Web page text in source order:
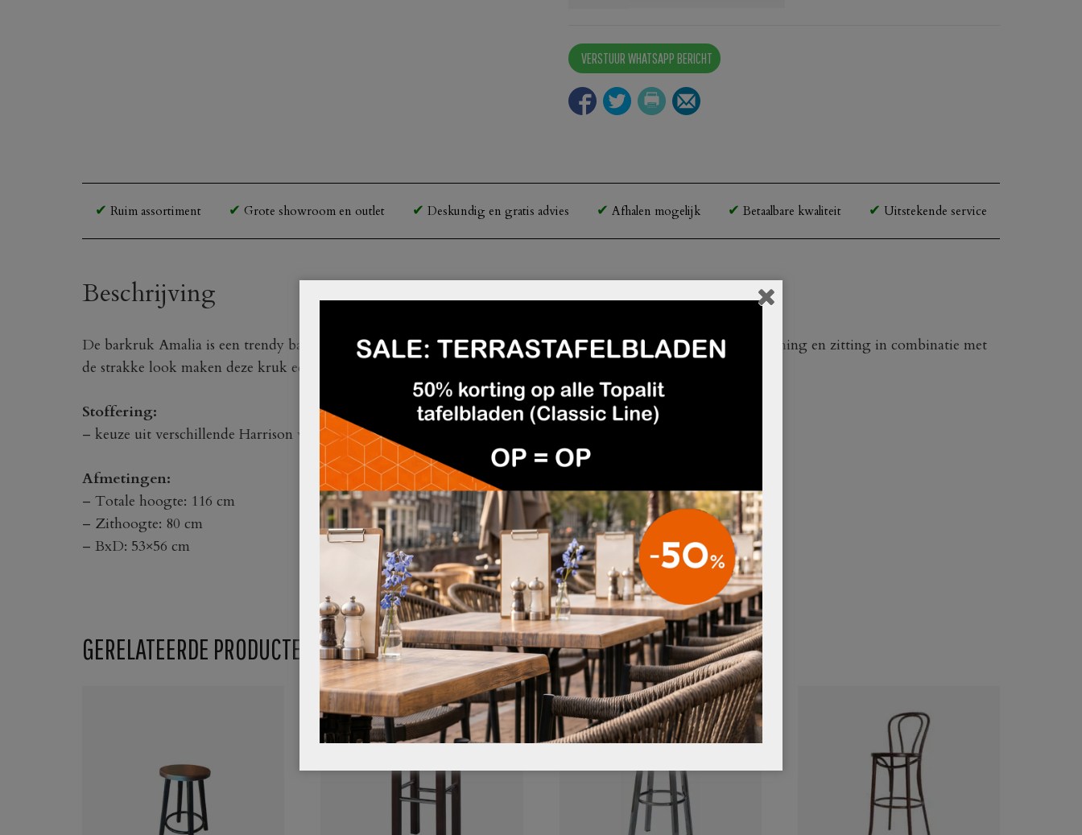
VERSTUUR WHATSAPP BERICHT
Ruim assortiment Grote showroom en outlet Deskundig en gratis advies Afhalen mogelijk Betaalbare kwaliteit Uitstekende service
Beschrijving
De barkruk Amalia is een trendy barkruk met een mooi zwart metalen frame. De zachte stoffering van de rugleuning en zitting in combinatie met
de strakke look maken deze kruk een ware eyecatcher.
Stoffering:
– keuze uit verschillende Harrison velvet stofferingen
Afmetingen:
– Totale hoogte: 116 cm
– Zithoogte: 80 cm
– BxD: 53×56 cm
GERELATEERDE PRODUCTEN